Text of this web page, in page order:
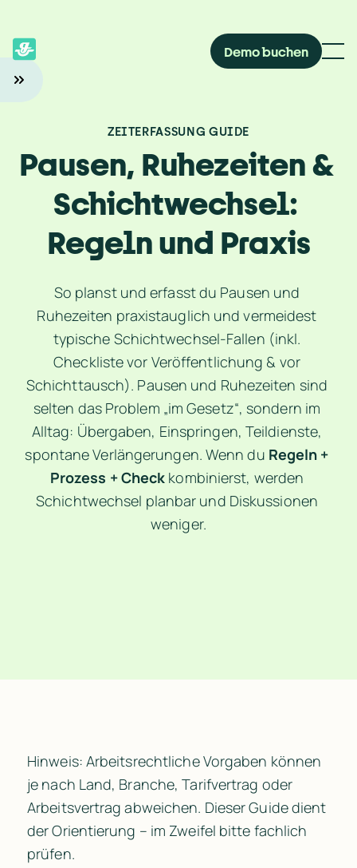
Demo buchen
ZEITERFASSUNG GUIDE
Pausen, Ruhezeiten &
Schichtwechsel:
Regeln und Praxis
So planst und erfasst du Pausen und
Ruhezeiten praxistauglich und vermeidest
typische Schichtwechsel-Fallen (inkl.
Checkliste vor Veröffentlichung & vor
Schichttausch). Pausen und Ruhezeiten sind
selten das Problem „im Gesetz“, sondern im
Alltag: Übergaben, Einspringen, Teildienste,
spontane Verlängerungen. Wenn du Regeln +
Prozess + Check kombinierst, werden
Schichtwechsel planbar und Diskussionen
weniger.
Hinweis: Arbeitsrechtliche Vorgaben können
je nach Land, Branche, Tarifvertrag oder
Arbeitsvertrag abweichen. Dieser Guide dient
der Orientierung – im Zweifel bitte fachlich
prüfen.